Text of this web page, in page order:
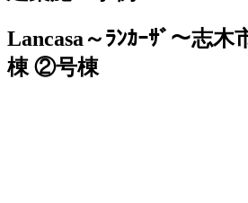
Lancasa～ﾗﾝｶｰｻﾞ～志木
棟 ②号棟